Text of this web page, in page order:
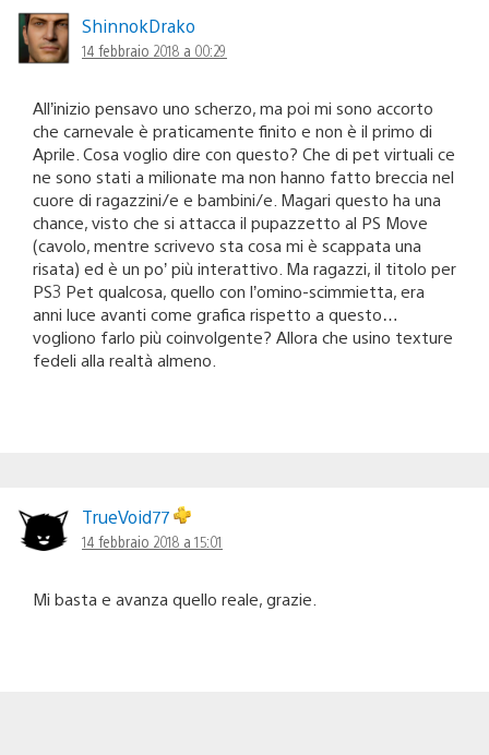
ShinnokDrako
14 febbraio 2018 a 00:29
All’inizio pensavo uno scherzo, ma poi mi sono accorto
che carnevale è praticamente finito e non è il primo di
Aprile. Cosa voglio dire con questo? Che di pet virtuali ce
ne sono stati a milionate ma non hanno fatto breccia nel
cuore di ragazzini/e e bambini/e. Magari questo ha una
chance, visto che si attacca il pupazzetto al PS Move
(cavolo, mentre scrivevo sta cosa mi è scappata una
risata) ed è un po’ più interattivo. Ma ragazzi, il titolo per
PS3 Pet qualcosa, quello con l’omino-scimmietta, era
anni luce avanti come grafica rispetto a questo…
vogliono farlo più coinvolgente? Allora che usino texture
fedeli alla realtà almeno.
TrueVoid77
14 febbraio 2018 a 15:01
Mi basta e avanza quello reale, grazie.